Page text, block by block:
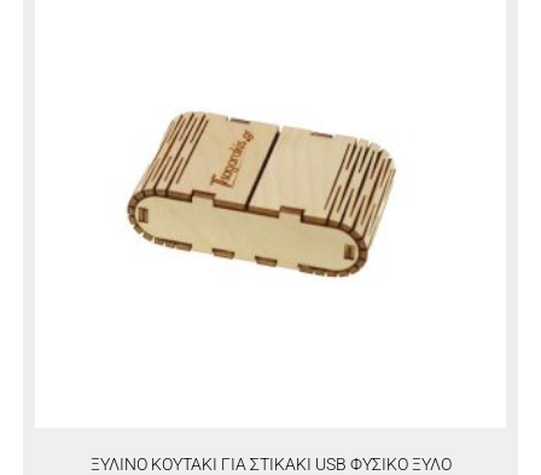
ΞΥΛΙΝΟ ΚΟΥΤΑΚΙ ΓΙΑ ΣΤΙΚΑΚΙ USB ΦΥΣΙΚΟ ΞΥΛΟ